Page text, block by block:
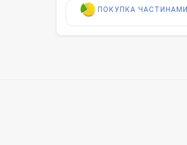
ПОКУПКА ЧАСТИНАМИ